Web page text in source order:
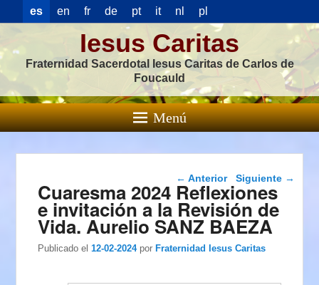
es en fr de pt it nl pl
Iesus Caritas
Fraternidad Sacerdotal Iesus Caritas de Carlos de
Foucauld
Menú
Navegación de
entradas
← Anterior Siguiente →
Cuaresma 2024 Reflexiones
e invitación a la Revisión de
Vida. Aurelio SANZ BAEZA
Publicado el 12-02-2024 porFraternidad Iesus Caritas